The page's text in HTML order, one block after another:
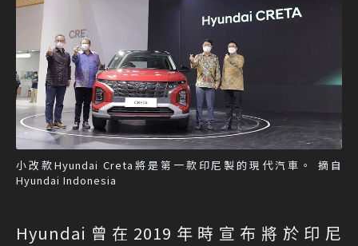
小改款Hyundai Creta將是第一款印尼製的現代汽車。 摘自
Hyundai Indonesia
Hyundai曾在2019年時宣布將於印尼